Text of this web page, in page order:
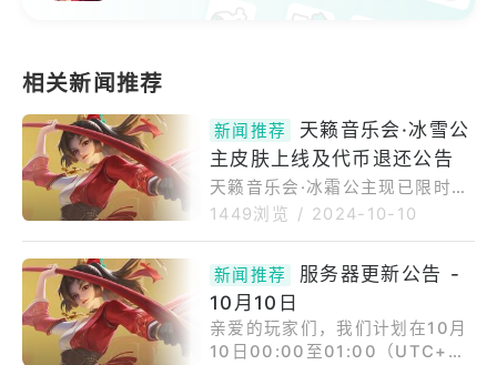
新闻推荐
天籁音乐会·冰雪公
主皮肤上线及代币退还公告
天籁音乐会·冰霜公主现已限时上
架。●销售期间：10/11–12/10
参与2023年9月至2023年10月
期间天籁音乐会·冰霜公主抽奖活
动的玩家，我们将根据以下规则
退还所花费的代币，同时您将保
1449浏览 / 2024-10-10
新闻推荐
服务器更新公告 -
10月10日
亲爱的玩家们，我们计划在10月
10日00:00至01:00（UTC+